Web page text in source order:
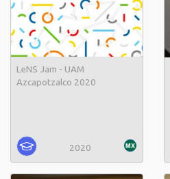
LeNS Jam - UAM
Azcapotzalco 2020
2020